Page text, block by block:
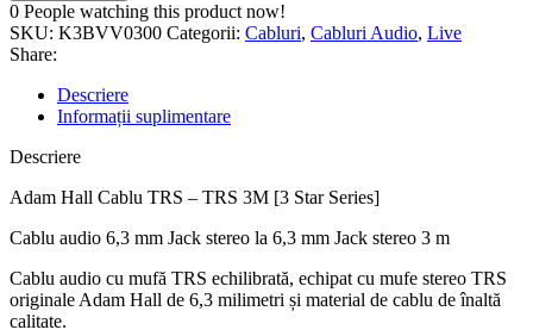
0 People watching this product now!
SKU: K3BVV0300 Categorii: Cabluri, Cabluri Audio, Live
Share:
Descriere
Informații suplimentare
Descriere
Adam Hall Cablu TRS – TRS 3M [3 Star Series]
Cablu audio 6,3 mm Jack stereo la 6,3 mm Jack stereo 3 m
Cablu audio cu mufă TRS echilibrată, echipat cu mufe stereo TRS
originale Adam Hall de 6,3 milimetri și material de cablu de înaltă
calitate.